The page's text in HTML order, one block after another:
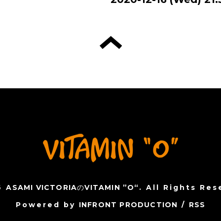
ASAMI VICTORIAのVITAMIN ”O“ . All Rights
Powered by INFRONT PRODUCTION / RSS